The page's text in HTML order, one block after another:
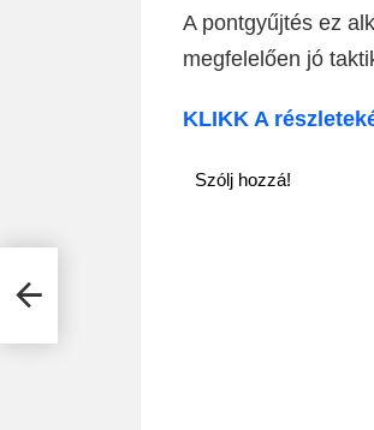
A pontgyűjtés ez
megfelelően jó
KLIKK A
Szólj hozzá!